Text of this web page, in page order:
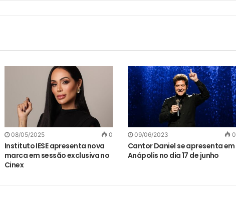
08/05/2025 0
Instituto IESE apresenta nova
marca em sessão exclusiva no
Cinex
09/06/2023 0
Cantor Daniel se apresenta em
Anápolis no dia 17 de junho